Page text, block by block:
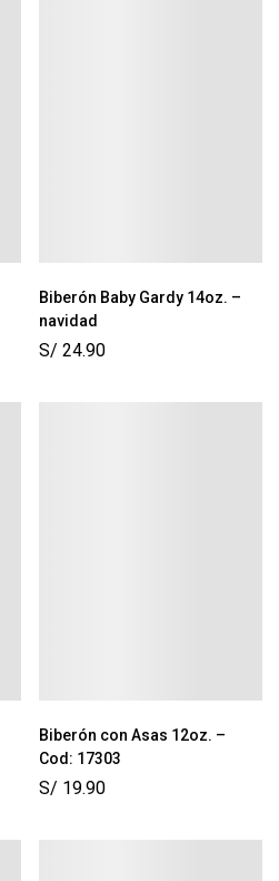
Biberón Baby Gardy 14oz. –
navidad
S/ 24.90
Biberón con Asas 12oz. –
Cod: 17303
S/ 19.90